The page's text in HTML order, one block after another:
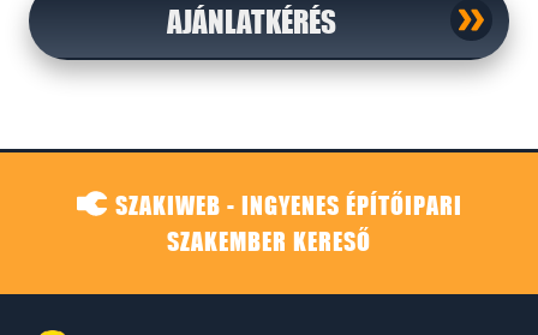
AJÁNLATKÉRÉS
SZAKIWEB - INGYENES ÉPÍTŐIPARI
SZAKEMBER KERESŐ